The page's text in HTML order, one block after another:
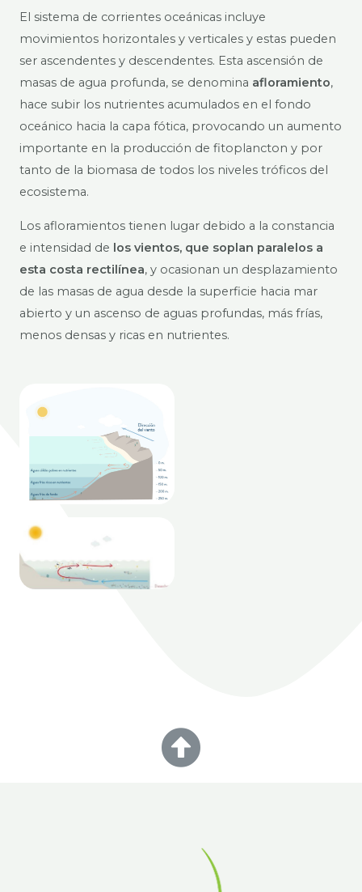
El sistema de corrientes oceánicas incluye
movimientos horizontales y verticales y estas pueden
ser ascendentes y descendentes. Esta ascensión de
masas de agua profunda, se denomina afloramiento,
hace subir los nutrientes acumulados en el fondo
oceánico hacia la capa fótica, provocando un aumento
importante en la producción de fitoplancton y por
tanto de la biomasa de todos los niveles tróficos del
ecosistema.
Los afloramientos tienen lugar debido a la constancia
e intensidad de los vientos, que soplan paralelos a
esta costa rectilínea, y ocasionan un desplazamiento
de las masas de agua desde la superficie hacia mar
abierto y un ascenso de aguas profundas, más frías,
menos densas y ricas en nutrientes.